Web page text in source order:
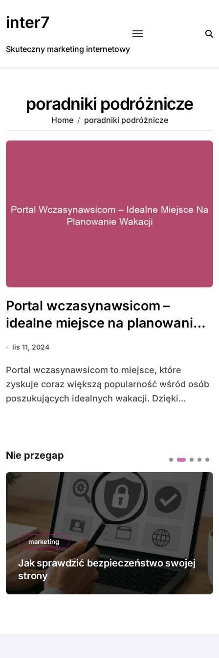
to
content
inter7
Skuteczny marketing internetowy
poradniki podróżnicze
Home poradniki podróżnicze
Portal wczasynawsicom –
idealne miejsce na planowanie
wakacji
lis 11, 2024
Portal wczasynawsicom to miejsce, które
zyskuje coraz większą popularność wśród osób
poszukujących idealnych wakacji. Dzięki...
Nie przegap
marketing
Jak sprawdzić bezpieczeństwo swojej
strony